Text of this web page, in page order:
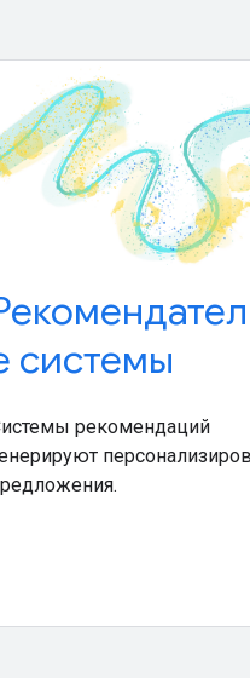
системы
рекомендаций